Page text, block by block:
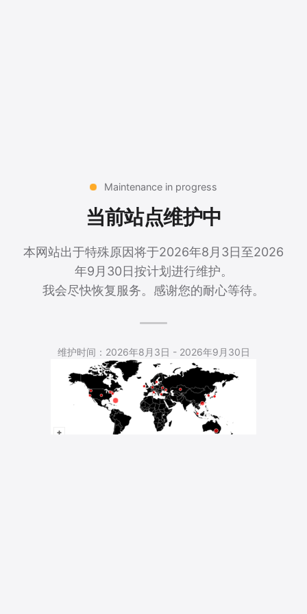
Maintenance in progress
当前站点维护中
本网站出于特殊原因将于2026年8月3日至2026
年9月30日按计划进行维护。
我会尽快恢复服务。感谢您的耐心等待。
维护时间：2026年8月3日 - 2026年9月30日
5,533 Total Pageviews